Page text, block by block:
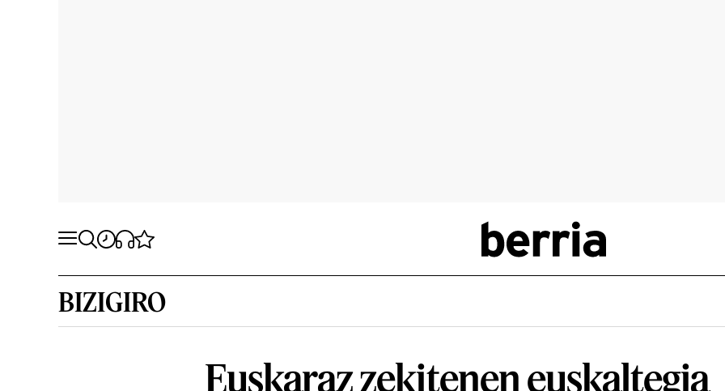
BIZIGIRO
Euskaraz zekitenen euskaltegia